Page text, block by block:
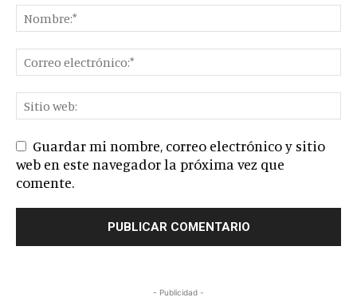
Guardar mi nombre, correo electrónico y sitio
web en este navegador la próxima vez que
comente.
- Publicidad -